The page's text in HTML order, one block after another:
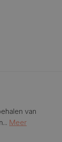
van
Meer